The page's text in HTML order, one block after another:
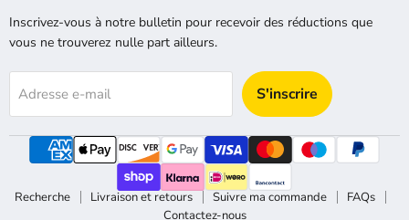
Inscrivez-vous à notre bulletin pour recevoir des réductions que
vous ne trouverez nulle part ailleurs.
Adresse e-mail S'inscrire
Recherche Livraison et retours Suivre ma commande
FAQs
Contactez-nous